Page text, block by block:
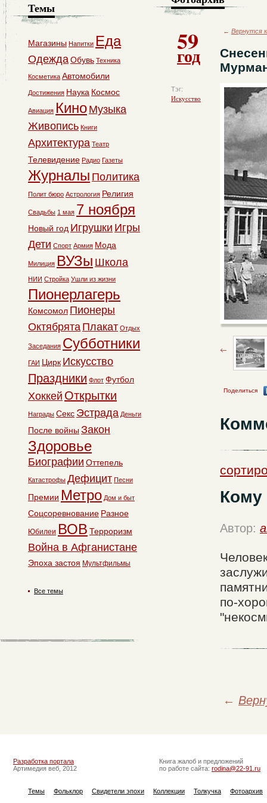
59
год
Тэг:
Искусство
← Вернутся
Поделиться
Кому
Автор:
по-
←
Темы
Магазины Напитки Еда
ОдеждаОбувь Техника
Косметика Автомобили
Достижения Наука Космос
Авиация Кино Музыка
Живопись Книги
Архитектура Театр
Телевидение Радио Газеты
Журналы Политика
Полит бюро Астрология Религия
Свадьбы 1 мая 7 ноября
Новый год Игрушки Игры
Дети Спорт Армия Мода
Милиция ВУЗы Школа
НИИ Стройка Ушли из жизни
Пионерлагерь
Комсомол Пионеры
Октябрята Плакат Отдых
Заседания Субботники
ГАИ Цирк Искусство
Праздники Флот Футбол
Хоккей Открытки
Награды Секс Эстрада Деньги
После войны Закон
Здоровье
Биографии Оттепель
Катастрофы Дефицит Песни
Премии Метро Дом и быт
Соцсоревнование Разное
Юбилеи ВОВ Терроризм
Война в Афганистане
Эпоха застоя Мультфильмы
Все темы
Разработка портала
Артимедия веб, 2012
Книга жалоб и предложений
по работе сайта: rodina@22-91.ru
Темы Фольклор Свидетели эпохи Коллекции Толкучка Фотоархив